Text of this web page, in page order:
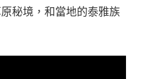
秘境，和當地的泰雅族